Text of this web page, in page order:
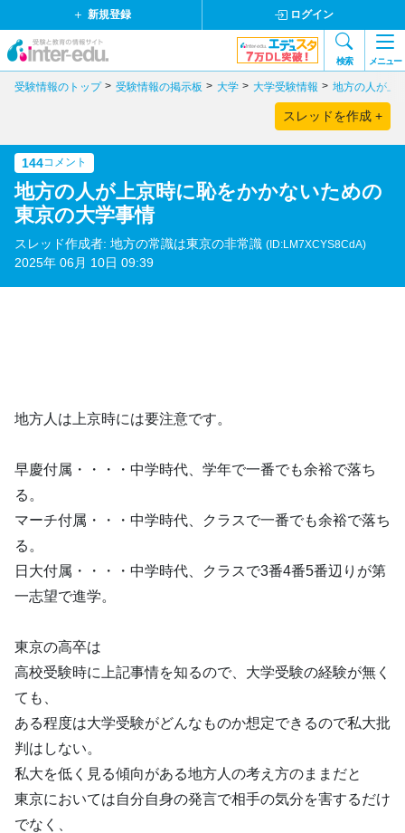
新規登録 ログイン
検索 メニュー
受験情報のトップ 受験情報の掲示板 大学 大学受験情報 地方の人が上
スレッドを作成 +
144コメント
地方の人が上京時に恥をかかないための
東京の大学事情
スレッド作成者: 地方の常識は東京の非常識 (ID:LM7XCYS8CdA)
2025年 06月 10日 09:39
地方人は上京時には要注意です。
早慶付属・・・・中学時代、学年で一番でも余裕で落ち
る。
マーチ付属・・・中学時代、クラスで一番でも余裕で落ち
る。
日大付属・・・・中学時代、クラスで3番4番5番辺りが第
一志望で進学。
東京の高卒は
高校受験時に上記事情を知るので、大学受験の経験が無く
ても、
ある程度は大学受験がどんなものか想定できるので私大批
判はしない。
私大を低く見る傾向がある地方人の考え方のままだと
東京においては自分自身の発言で相手の気分を害するだけ
でなく、